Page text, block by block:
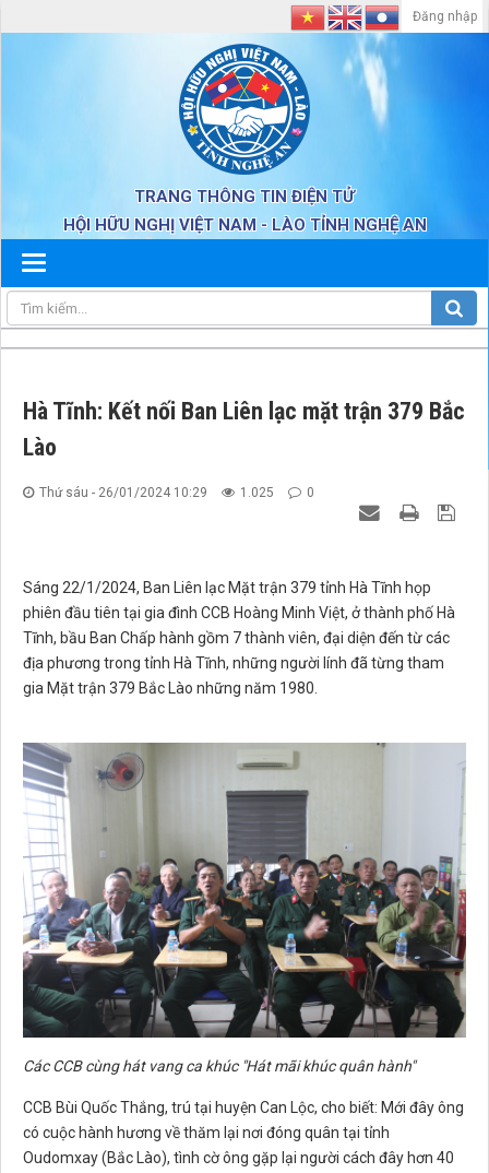
TRANG THÔNG TIN ĐIỆN TỬ
HỘI HỮU NGHỊ VIỆT NAM - LÀO TỈNH NGHỆ AN
Đăng nhập
Hà Tĩnh: Kết nối Ban Liên lạc mặt trận 379 Bắc
Lào
Thứ sáu - 26/01/2024 10:29 1.025 0
Sáng 22/1/2024, Ban Liên lạc Mặt trận 379 tỉnh Hà Tĩnh họp
phiên đầu tiên tại gia đình CCB Hoàng Minh Việt, ở thành phố Hà
Tĩnh, bầu Ban Chấp hành gồm 7 thành viên, đại diện đến từ các
địa phương trong tỉnh Hà Tĩnh, những người lính đã từng tham
gia Mặt trận 379 Bắc Lào những năm 1980.
Các CCB cùng hát vang ca khúc "Hát mãi khúc quân hành"
CCB Bùi Quốc Thắng, trú tại huyện Can Lộc, cho biết: Mới đây ông
có cuộc hành hương về thăm lại nơi đóng quân tại tỉnh
Oudomxay (Bắc Lào), tình cờ ông gặp lại người cách đây hơn 40